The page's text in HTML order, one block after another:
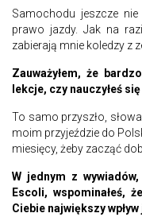
Samochodu jeszcze
prawo jazdy. Jak na
zabierają mnie koledzy z
Zauważyłem, że
lekcje, czy nauczyłeś
To samo przyszło,
moim przyjeździe do
miesięcy, żeby zacząć
W jednym z
Escoli, wspominałeś,
Ciebie największy